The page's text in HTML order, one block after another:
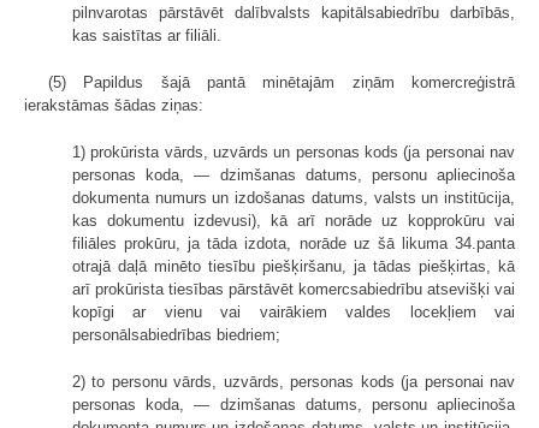
pilnvarotas pārstāvēt dalībvalsts kapitālsabiedrību darbībās,
kas saistītas ar filiāli.
(5) Papildus šajā pantā minētajām ziņām komercreģistrā
ierakstāmas šādas ziņas:
1) prokūrista vārds, uzvārds un personas kods (ja personai nav
personas koda, — dzimšanas datums, personu apliecinoša
dokumenta numurs un izdošanas datums, valsts un institūcija,
kas dokumentu izdevusi), kā arī norāde uz kopprokūru vai
filiāles prokūru, ja tāda izdota, norāde uz šā likuma 34.panta
otrajā daļā minēto tiesību piešķiršanu, ja tādas piešķirtas, kā
arī prokūrista tiesības pārstāvēt komercsabiedrību atsevišķi vai
kopīgi ar vienu vai vairākiem valdes locekļiem vai
personālsabiedrības biedriem;
2) to personu vārds, uzvārds, personas kods (ja personai nav
personas koda, — dzimšanas datums, personu apliecinoša